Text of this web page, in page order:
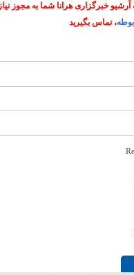
خبرگزاری هرانا شما به مجوز
، تماس بگیرید